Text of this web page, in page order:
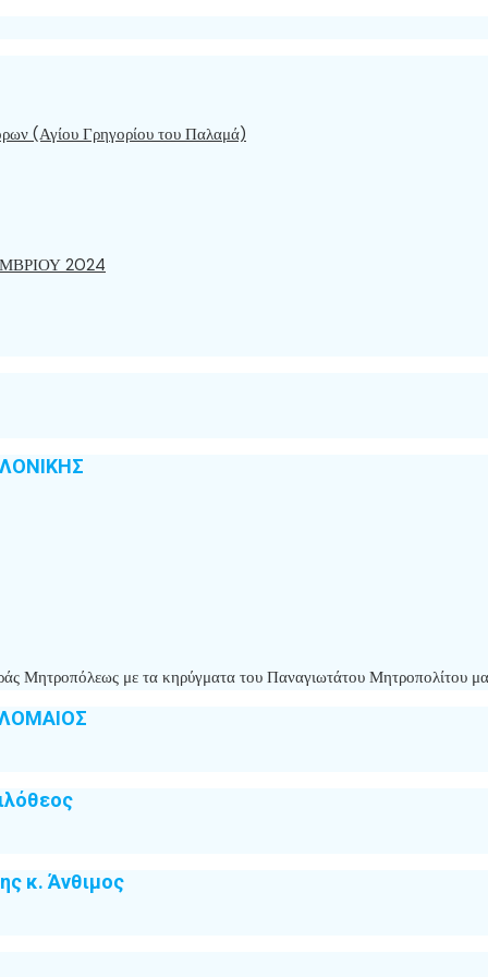
(Αγίου Γρηγορίου του Παλαμά)
2024
Μητροπόλεως με τα κηρύγματα του Παναγιωτάτου Μητροπολίτου
κ. Άνθιμος